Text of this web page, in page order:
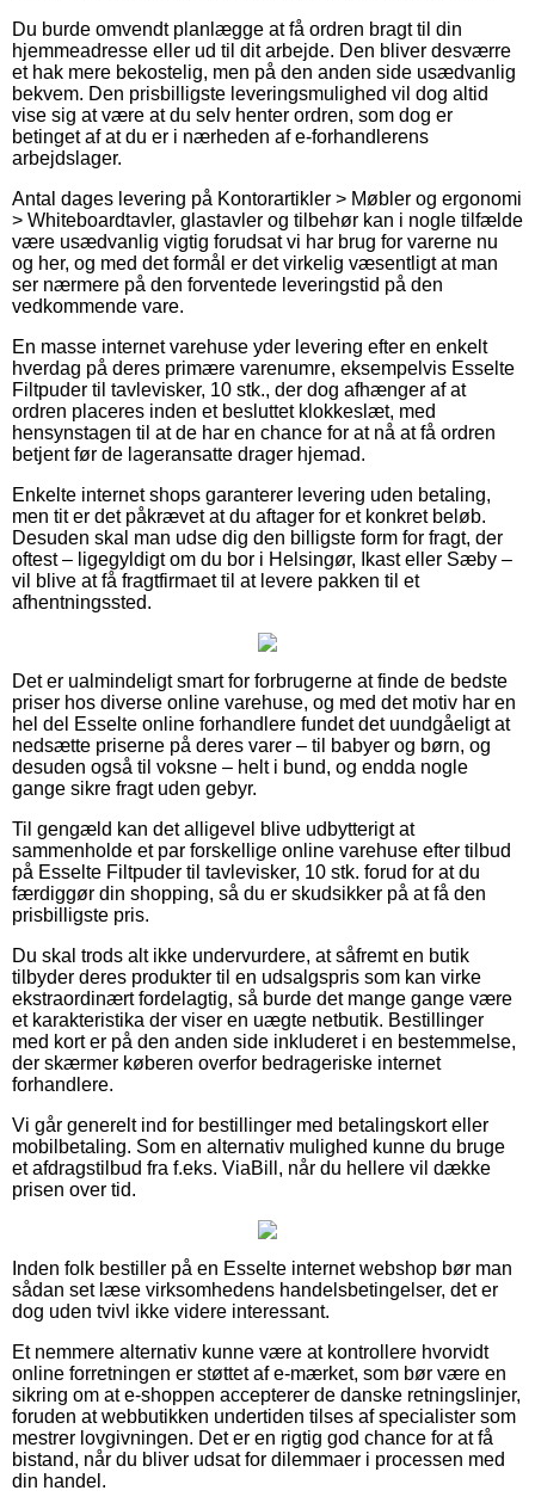
Du burde omvendt planlægge at få ordren bragt til din
hjemmeadresse eller ud til dit arbejde. Den bliver desværre
et hak mere bekostelig, men på den anden side usædvanlig
bekvem. Den prisbilligste leveringsmulighed vil dog altid
vise sig at være at du selv henter ordren, som dog er
betinget af at du er i nærheden af e-forhandlerens
arbejdslager.
Antal dages levering på Kontorartikler > Møbler og ergonomi
> Whiteboardtavler, glastavler og tilbehør kan i nogle tilfælde
være usædvanlig vigtig forudsat vi har brug for varerne nu
og her, og med det formål er det virkelig væsentligt at man
ser nærmere på den forventede leveringstid på den
vedkommende vare.
En masse internet varehuse yder levering efter en enkelt
hverdag på deres primære varenumre, eksempelvis Esselte
Filtpuder til tavlevisker, 10 stk., der dog afhænger af at
ordren placeres inden et besluttet klokkeslæt, med
hensynstagen til at de har en chance for at nå at få ordren
betjent før de lageransatte drager hjemad.
Enkelte internet shops garanterer levering uden betaling,
men tit er det påkrævet at du aftager for et konkret beløb.
Desuden skal man udse dig den billigste form for fragt, der
oftest – ligegyldigt om du bor i Helsingør, Ikast eller Sæby –
vil blive at få fragtfirmaet til at levere pakken til et
afhentningssted.
Det er ualmindeligt smart for forbrugerne at finde de bedste
priser hos diverse online varehuse, og med det motiv har en
hel del Esselte online forhandlere fundet det uundgåeligt at
nedsætte priserne på deres varer – til babyer og børn, og
desuden også til voksne – helt i bund, og endda nogle
gange sikre fragt uden gebyr.
Til gengæld kan det alligevel blive udbytterigt at
sammenholde et par forskellige online varehuse efter tilbud
på Esselte Filtpuder til tavlevisker, 10 stk. forud for at du
færdiggør din shopping, så du er skudsikker på at få den
prisbilligste pris.
Du skal trods alt ikke undervurdere, at såfremt en butik
tilbyder deres produkter til en udsalgspris som kan virke
ekstraordinært fordelagtig, så burde det mange gange være
et karakteristika der viser en uægte netbutik. Bestillinger
med kort er på den anden side inkluderet i en bestemmelse,
der skærmer køberen overfor bedrageriske internet
forhandlere.
Vi går generelt ind for bestillinger med betalingskort eller
mobilbetaling. Som en alternativ mulighed kunne du bruge
et afdragstilbud fra f.eks. ViaBill, når du hellere vil dække
prisen over tid.
Inden folk bestiller på en Esselte internet webshop bør man
sådan set læse virksomhedens handelsbetingelser, det er
dog uden tvivl ikke videre interessant.
Et nemmere alternativ kunne være at kontrollere hvorvidt
online forretningen er støttet af e-mærket, som bør være en
sikring om at e-shoppen accepterer de danske retningslinjer,
foruden at webbutikken undertiden tilses af specialister som
mestrer lovgivningen. Det er en rigtig god chance for at få
bistand, når du bliver udsat for dilemmaer i processen med
din handel.